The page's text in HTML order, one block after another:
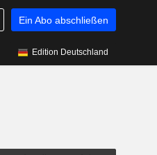
Ein Abo abschließen
Edition Deutschland